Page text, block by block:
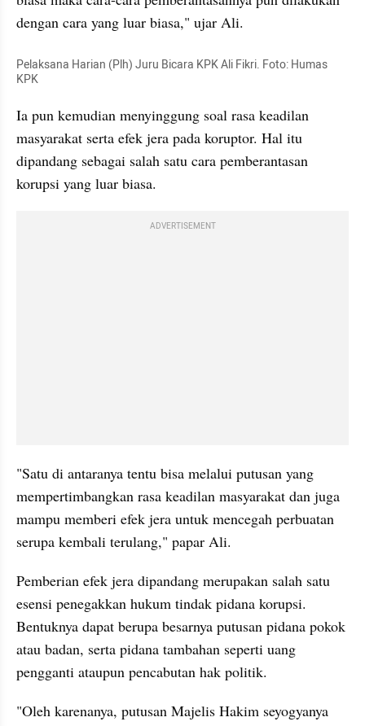
dengan cara yang luar biasa," ujar Ali.
Pelaksana Harian (Plh) Juru Bicara KPK Ali Fikri. Foto: Humas
KPK
Ia pun kemudian menyinggung soal rasa keadilan
masyarakat serta efek jera pada koruptor. Hal itu
dipandang sebagai salah satu cara pemberantasan
korupsi yang luar biasa.
ADVERTISEMENT
"Satu di antaranya tentu bisa melalui putusan yang
mempertimbangkan rasa keadilan masyarakat dan juga
mampu memberi efek jera untuk mencegah perbuatan
serupa kembali terulang," papar Ali.
Pemberian efek jera dipandang merupakan salah satu
esensi penegakkan hukum tindak pidana korupsi.
Bentuknya dapat berupa besarnya putusan pidana pokok
atau badan, serta pidana tambahan seperti uang
pengganti ataupun pencabutan hak politik.
"Oleh karenanya, putusan Majelis Hakim seyogyanya